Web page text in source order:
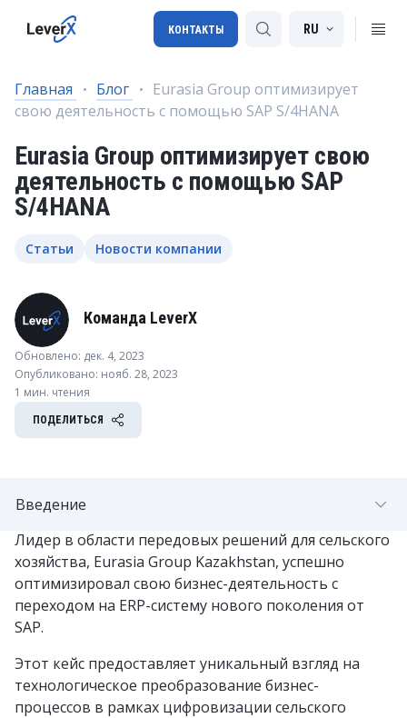
Внедрение SAP
Лицензии SAP
SAP BTP
SAP Transportation Management
SAP SuccessFactors
RU
КОНТАКТЫ
Главная Блог
Eurasia Group оптимизирует
свою деятельность с помощью SAP S/4HANA
Eurasia Group оптимизирует свою
деятельность с помощью SAP
S/4HANA
Статьи Новости компании
Команда LeverX
Обновлено: дек. 4, 2023
Опубликовано: нояб. 28, 2023
1 мин. чтения
ПОДЕЛИТЬСЯ
Лидер в области передовых решений для сельского
хозяйства, Eurasia Group Kazakhstan, успешно
оптимизировал свою бизнес-деятельность с
переходом на ERP-систему нового поколения от
SAP.
Этот кейс предоставляет уникальный взгляд на
технологическое преобразование бизнес-
процессов в рамках цифровизации сельского
Введение